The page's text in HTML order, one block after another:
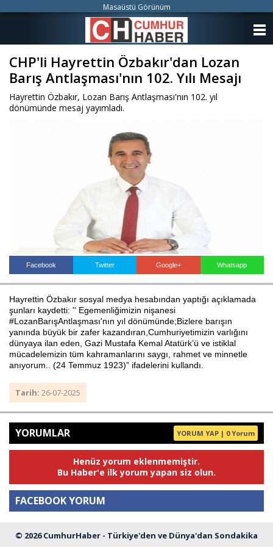
CHP'li Hayrettin Özbakır'dan Lozan
Barış Antlaşması'nın 102. Yılı Mesajı
Hayrettin Özbakır, Lozan Barış Antlaşması'nın 102. yıl
dönümünde mesaj yayımladı.
Facebook Twitter Google+ Whatsapp
Hayrettin Özbakır sosyal medya hesabından yaptığı açıklamada
şunları kaydetti: '' Egemenliğimizin nişanesi
#LozanBarışAntlaşması'nın yıl dönümünde;Bizlere barışın
yanında büyük bir zafer kazandıran,Cumhuriyetimizin varlığını
dünyaya ilan eden, Gazi Mustafa Kemal Atatürk’ü ve istiklal
mücadelemizin tüm kahramanlarını saygı, rahmet ve minnetle
anıyorum.. (24 Temmuz 1923)” ifadelerini kullandı.
Tarih: 26-07-2025
YORUMLAR YORUM YAP | 0 Yorum
Henüz yorum eklenmemiştir.
Bu Haber'e ilk yorum yapan siz olun.
FACEBOOK YORUM
Yorum
Masaüstü Görünüm
© 2026 CumhurHaber - Türkiye'den ve Dünya'dan Sondakika
KATEGORİLER
İLETİŞİM
Haberin Doğru Adresi.